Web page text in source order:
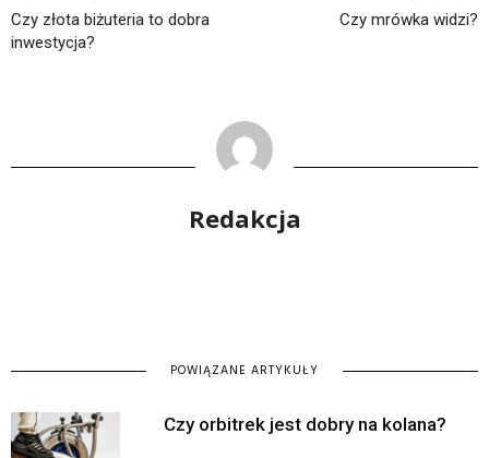
Czy złota biżuteria to dobra
inwestycja?
Czy mrówka widzi?
Redakcja
POWIĄZANE ARTYKUŁY
Czy orbitrek jest dobry na kolana?